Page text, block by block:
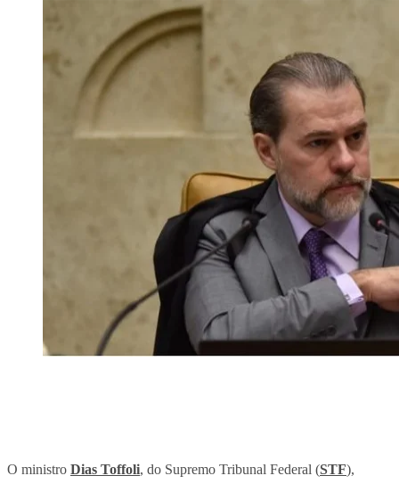
O ministro Dias Toffoli, do Supremo Tribunal Federal (STF),